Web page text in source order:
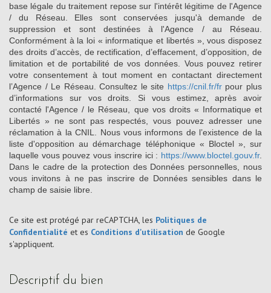
base légale du traitement repose sur l'intérêt légitime de l'Agence
/ du Réseau. Elles sont conservées jusqu'à demande de
suppression et sont destinées à l'Agence / au Réseau.
Conformément à la loi « informatique et libertés », vous disposez
des droits d’accès, de rectification, d’effacement, d’opposition, de
limitation et de portabilité de vos données. Vous pouvez retirer
votre consentement à tout moment en contactant directement
l’Agence / Le Réseau. Consultez le site https://cnil.fr/frpour plus
d’informations sur vos droits. Si vous estimez, après avoir
contacté l'Agence / le Réseau, que vos droits « Informatique et
Libertés » ne sont pas respectés, vous pouvez adresser une
réclamation à la CNIL. Nous vous informons de l’existence de la
liste d'opposition au démarchage téléphonique « Bloctel », sur
laquelle vous pouvez vous inscrire ici : https://www.bloctel.gouv.fr.
Dans le cadre de la protection des Données personnelles, nous
vous invitons à ne pas inscrire de Données sensibles dans le
champ de saisie libre.
Ce site est protégé par reCAPTCHA, les Politiques de
Confidentialité et es Conditions d'utilisation de Google
s'appliquent.
descriptif du bien